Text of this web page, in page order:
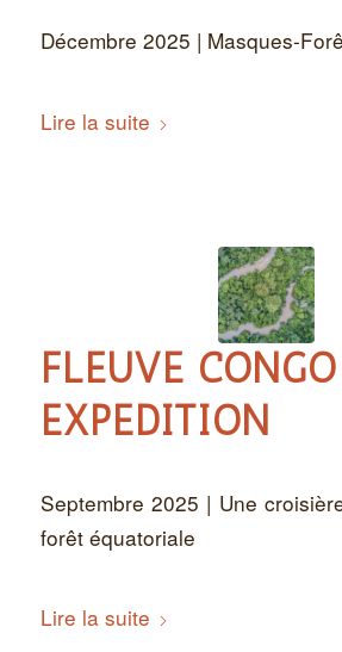
Décembre 2025 | Masques-
Lire la suite
FLEUVE CONGO
EXPEDITION
Septembre 2025 | Une
forêt équatoriale
Lire la suite